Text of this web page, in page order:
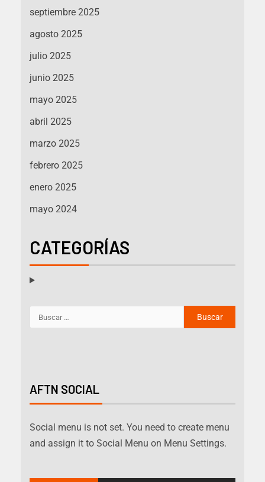
septiembre 2025
agosto 2025
julio 2025
junio 2025
mayo 2025
abril 2025
marzo 2025
febrero 2025
enero 2025
mayo 2024
CATEGORÍAS
AFTN SOCIAL
Social menu is not set. You need to create menu
and assign it to Social Menu on Menu Settings.